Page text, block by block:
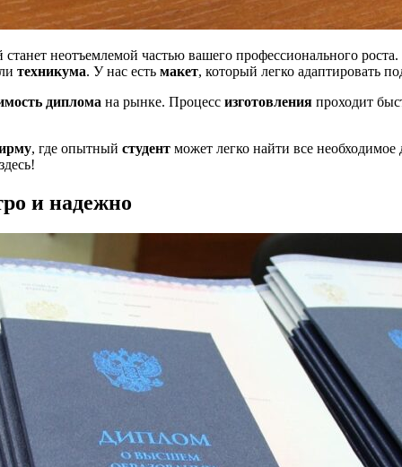
станет неотъемлемой частью вашего профессионального
техникума. У нас есть макет, который легко адаптировать
диплома на рынке. Процесс изготовления проходит
, где опытный студент может легко найти все
и надежно